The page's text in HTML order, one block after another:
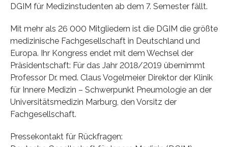
DGIM für Medizinstudenten ab dem 7. Semester fällt.
Mit mehr als 26 000 Mitgliedern ist die DGIM die größte
medizinische Fachgesellschaft in Deutschland und
Europa. Ihr Kongress endet mit dem Wechsel der
Präsidentschaft: Für das Jahr 2018/2019 übernimmt
Professor Dr. med. Claus Vogelmeier Direktor der Klinik
für Innere Medizin – Schwerpunkt Pneumologie an der
Universitätsmedizin Marburg, den Vorsitz der
Fachgesellschaft.
Pressekontakt für Rückfragen: